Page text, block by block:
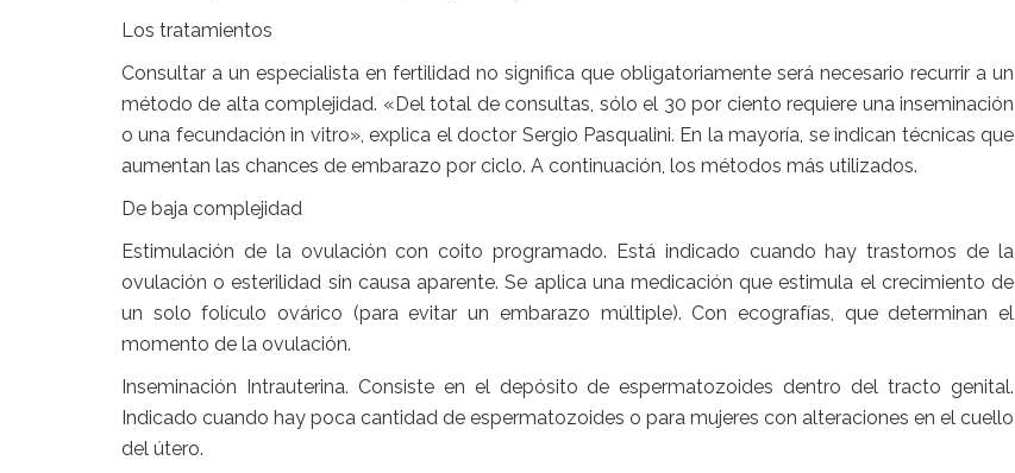
Los tratamientos
Consultar a un especialista en fertilidad no significa que obligatoriamente será necesario recurrir a un
método de alta complejidad. «Del total de consultas, sólo el 30 por ciento requiere una inseminación
o una fecundación in vitro», explica el doctor Sergio Pasqualini. En la mayoría, se indican técnicas que
aumentan las chances de embarazo por ciclo. A continuación, los métodos más utilizados.
De baja complejidad
Estimulación de la ovulación con coito programado. Está indicado cuando hay trastornos de la
ovulación o esterilidad sin causa aparente. Se aplica una medicación que estimula el crecimiento de
un solo folículo ovárico (para evitar un embarazo múltiple). Con ecografías, que determinan el
momento de la ovulación.
Inseminación Intrauterina. Consiste en el depósito de espermatozoides dentro del tracto genital.
Indicado cuando hay poca cantidad de espermatozoides o para mujeres con alteraciones en el cuello
del útero.